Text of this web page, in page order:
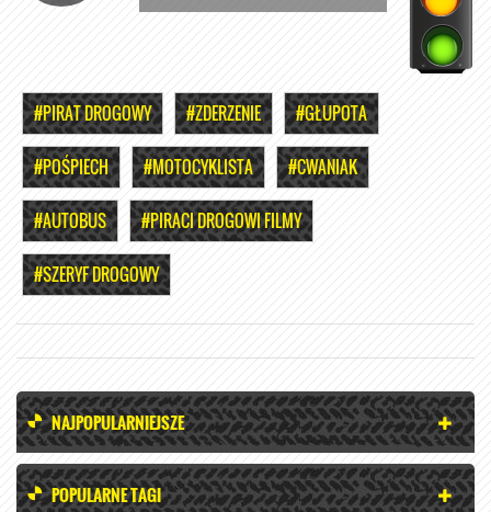
#PIRAT DROGOWY #ZDERZENIE #GŁUPOTA
#POŚPIECH #MOTOCYKLISTA #CWANIAK
#AUTOBUS #PIRACI DROGOWI FILMY
#SZERYF DROGOWY
NAJPOPULARNIEJSZE
POPULARNE TAGI